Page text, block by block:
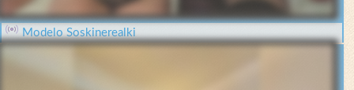
Modelo Soskinerealki